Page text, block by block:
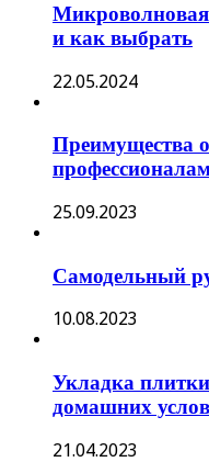
Микроволновая
и как выбрать
22.05.2024
Преимущества
25.09.2023
Самодельный
10.08.2023
Укладка
домашних
21.04.2023